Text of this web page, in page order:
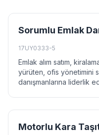
Sorumlu Emlak
17UY0333-5
Emlak alım satım,
yürüten, ofis yönetimini
danışmanlarına liderlik
Motorlu Kara